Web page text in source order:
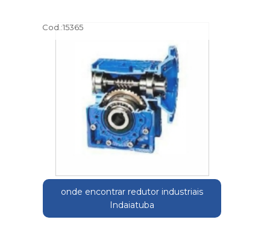
Cod.:15365
onde encontrar redutor industriais
Indaiatuba